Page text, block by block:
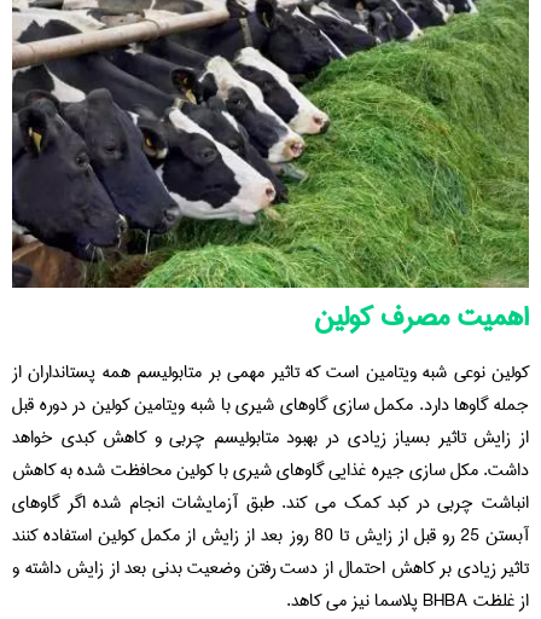
اهمیت مصرف کولین
کولین نوعی شبه ویتامین است که تاثیر مهمی بر متابولیسم همه پستانداران از
جمله گاوها دارد. مکمل سازی گاوهای شیری با شبه ویتامین کولین در دوره قبل
از زایش تاثیر بسیاز زیادی در بهبود متابولیسم چربی و کاهش کبدی خواهد
داشت. مکل سازی جیره غذایی گاوهای شیری با کولین محافظت شده به کاهش
انباشت چربی در کبد کمک می کند. طبق آزمایشات انجام شده اگر گاوهای
آبستن 25 رو قبل از زایش تا 80 روز بعد از زایش از مکمل کولین استفاده کنند
تاثیر زیادی بر کاهش احتمال از دست رفتن وضعیت بدنی بعد از زایش داشته و
از غلظت BHBA پلاسما نیز می کاهد.